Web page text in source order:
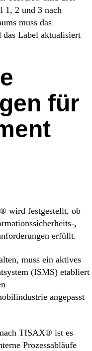
1, 2 und 3 nach
muss das
das Label aktualisiert
für
wird festgestellt, ob
,
erfüllt.
muss ein aktives
(ISMS) etabliert
angepasst
TISAX® ist es
Prozessabläufe